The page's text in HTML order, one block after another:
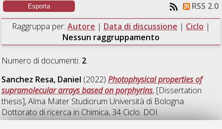
RSS 2.0
Raggruppa per: Autore | Data di discussione | Ciclo |
Nessun raggruppamento
Numero di documenti: 2.
Sanchez Resa, Daniel (2022)Photophysical properties of
supramolecular arrays based on porphyrins, [Dissertation
thesis], Alma Mater Studiorum Università di Bologna.
Dottorato di ricerca in Chimica, 34 Ciclo. DOI
10.48676/unibo/amsdottorato/9988.